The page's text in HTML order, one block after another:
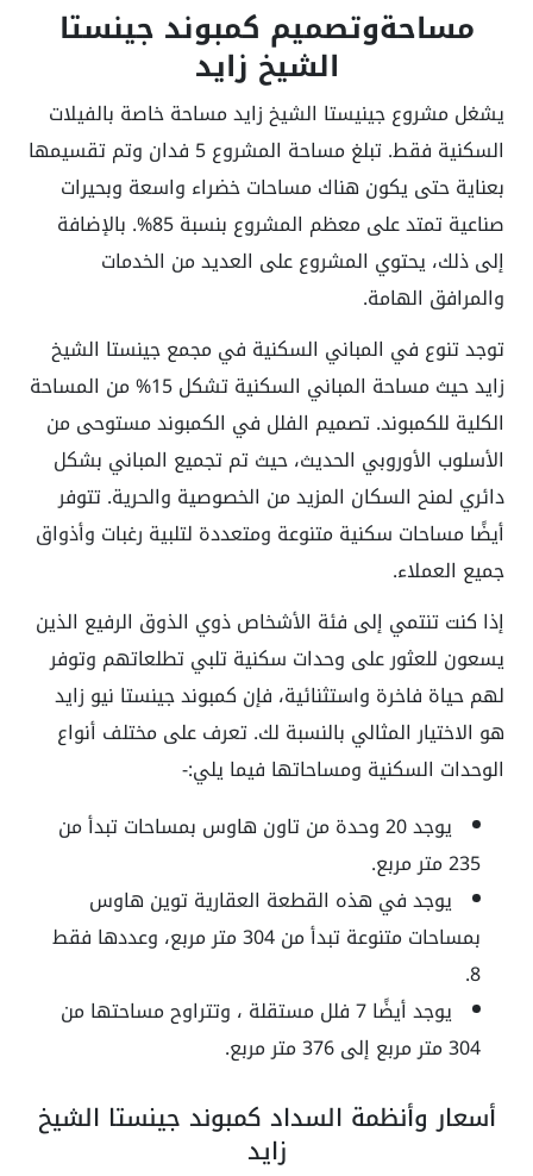
مساحةوتصميم كمبوند جينستا
الشيخ زايد
يشغل مشروع جينيستا الشيخ زايد مساحة خاصة بالفيلات
السكنية فقط. تبلغ مساحة المشروع 5 فدان وتم تقسيمها
بعناية حتى يكون هناك مساحات خضراء واسعة وبحيرات
صناعية تمتد على معظم المشروع بنسبة 85%. بالإضافة
إلى ذلك، يحتوي المشروع على العديد من الخدمات
والمرافق الهامة.
توجد تنوع في المباني السكنية في مجمع جينستا الشيخ
زايد حيث مساحة المباني السكنية تشكل 15% من المساحة
الكلية للكمبوند. تصميم الفلل في الكمبوند مستوحى من
الأسلوب الأوروبي الحديث، حيث تم تجميع المباني بشكل
دائري لمنح السكان المزيد من الخصوصية والحرية. تتوفر
أيضًا مساحات سكنية متنوعة ومتعددة لتلبية رغبات وأذواق
جميع العملاء.
إذا كنت تنتمي إلى فئة الأشخاص ذوي الذوق الرفيع الذين
يسعون للعثور على وحدات سكنية تلبي تطلعاتهم وتوفر
لهم حياة فاخرة واستثنائية، فإن كمبوند جينستا نيو زايد
هو الاختيار المثالي بالنسبة لك. تعرف على مختلف أنواع
الوحدات السكنية ومساحاتها فيما يلي:-
يوجد 20 وحدة من تاون هاوس بمساحات تبدأ من
235 متر مربع.
يوجد في هذه القطعة العقارية توين هاوس
بمساحات متنوعة تبدأ من 304 متر مربع، وعددها فقط
8.
يوجد أيضًا 7 فلل مستقلة ، وتتراوح مساحتها من
304 متر مربع إلى 376 متر مربع.
أسعار وأنظمة السداد كمبوند جينستا الشيخ
زايد